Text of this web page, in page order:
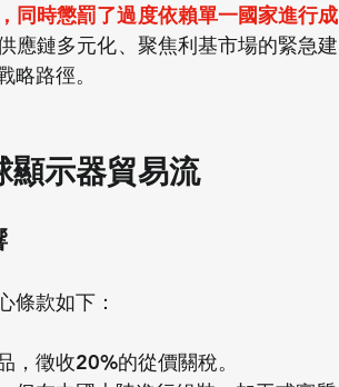
同時懲罰了過度依賴單一國家進行成
應鏈多元化、聚焦利基市場的緊急建
路徑。
顯示器貿易流
條款如下：
，徵收20%的從價關稅。